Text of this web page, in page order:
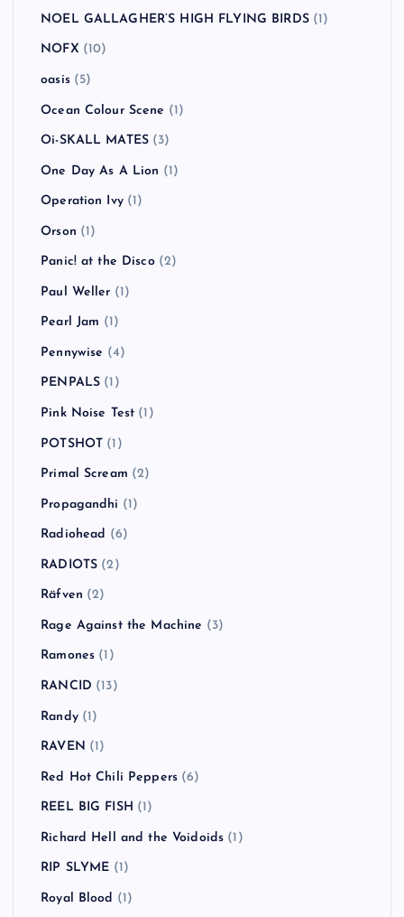
NOEL GALLAGHER’S HIGH FLYING BIRDS(1)
NOFX (10)
oasis(5)
Ocean Colour Scene (1)
Oi-SKALL MATES (3)
One Day As A Lion (1)
Operation Ivy(1)
Orson (1)
Panic! at the Disco(2)
Paul Weller (1)
Pearl Jam (1)
Pennywise (4)
PENPALS (1)
Pink Noise Test (1)
POTSHOT (1)
Primal Scream (2)
Propagandhi (1)
Radiohead (6)
RADIOTS (2)
Räfven (2)
Rage Against the Machine (3)
Ramones (1)
RANCID (13)
Randy(1)
RAVEN (1)
Red Hot Chili Peppers (6)
REEL BIG FISH (1)
Richard Hell and the Voidoids (1)
RIP SLYME (1)
Royal Blood (1)